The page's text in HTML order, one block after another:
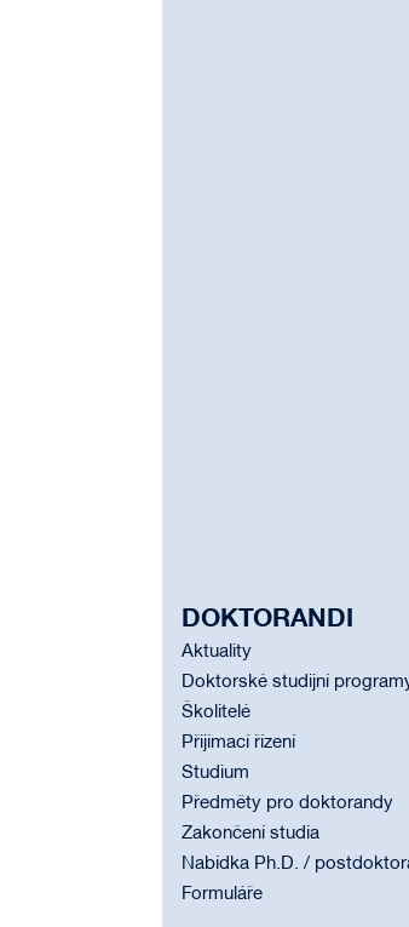
DOKTORANDI
Aktuality
Doktorské studijní
Školitelé
Přijímací řízení
Studium
Předměty pro doktorandy
Zakončení studia
Nabídka Ph.D. /
Formuláře